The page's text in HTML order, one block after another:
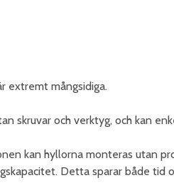
extremt mångsidiga.
skruvar och verktyg, och kan
kan hyllorna monteras utan
Detta sparar både tid